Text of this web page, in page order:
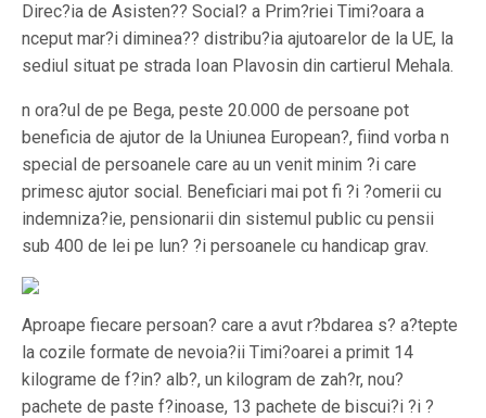
Direc?ia de Asisten?? Social? a Prim?riei Timi?oara a
nceput mar?i diminea?? distribu?ia ajutoarelor de la UE, la
sediul situat pe strada Ioan Plavosin din cartierul Mehala.
n ora?ul de pe Bega, peste 20.000 de persoane pot
beneficia de ajutor de la Uniunea European?, fiind vorba n
special de persoanele care au un venit minim ?i care
primesc ajutor social. Beneficiari mai pot fi ?i ?omerii cu
indemniza?ie, pensionarii din sistemul public cu pensii
sub 400 de lei pe lun? ?i persoanele cu handicap grav.
Aproape fiecare persoan? care a avut r?bdarea s? a?tepte
la cozile formate de nevoia?ii Timi?oarei a primit 14
kilograme de f?in? alb?, un kilogram de zah?r, nou?
pachete de paste f?inoase, 13 pachete de biscui?i ?i ?